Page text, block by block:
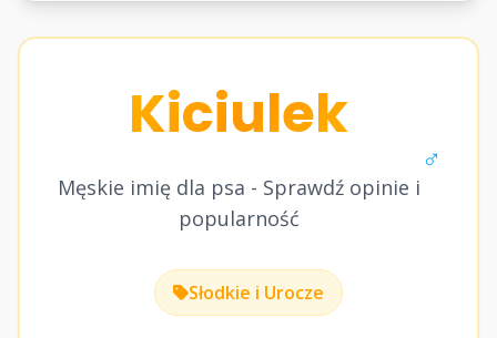
Kiciulek
Męskie imię dla psa - Sprawdź opinie i
popularność
♂
Słodkie i Urocze